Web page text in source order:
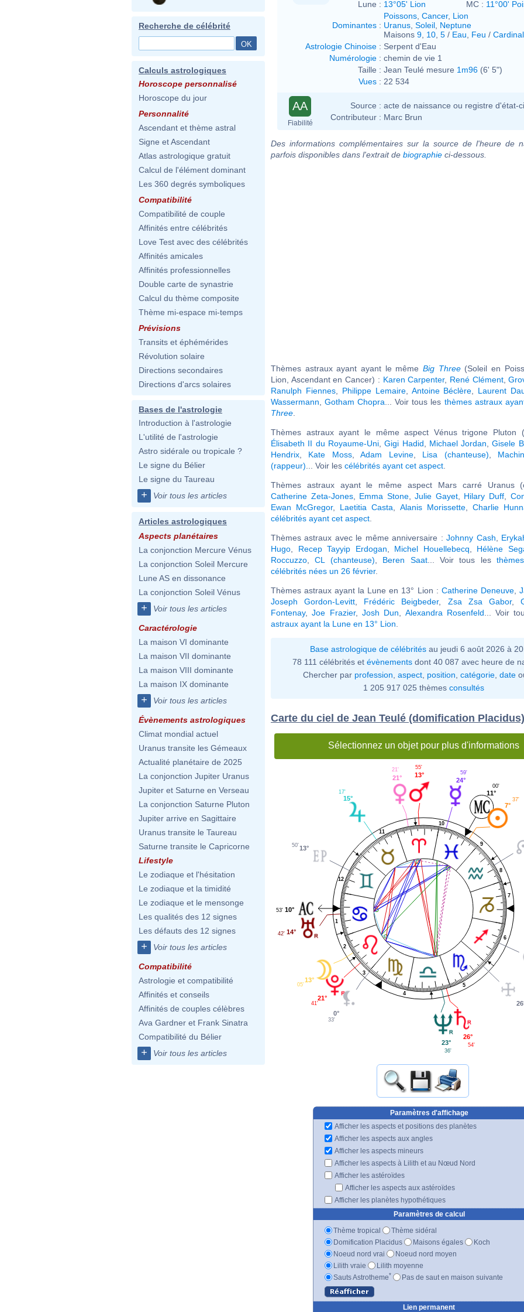
Recherche de célébrité
Calculs astrologiques
Horoscope personnalisé
Horoscope du jour
Personnalité
Ascendant et thème astral
Signe et Ascendant
Atlas astrologique gratuit
Calcul de l'élément dominant
Les 360 degrés symboliques
Compatibilité
Compatibilité de couple
Affinités entre célébrités
Love Test avec des célébrités
Affinités amicales
Affinités professionnelles
Double carte de synastrie
Calcul du thème composite
Thème mi-espace mi-temps
Prévisions
Transits et éphémérides
Révolution solaire
Directions secondaires
Directions d'arcs solaires
Bases de l'astrologie
Introduction à l'astrologie
L'utilité de l'astrologie
Astro sidérale ou tropicale ?
Le signe du Bélier
Le signe du Taureau
+ Voir tous les articles
Articles astrologiques
Aspects planétaires
La conjonction Mercure Vénus
La conjonction Soleil Mercure
Lune AS en dissonance
La conjonction Soleil Vénus
+ Voir tous les articles
Caractérologie
La maison VI dominante
La maison VII dominante
La maison VIII dominante
La maison IX dominante
+ Voir tous les articles
Évènements astrologiques
Climat mondial actuel
Uranus transite les Gémeaux
Actualité planétaire de 2025
La conjonction Jupiter Uranus
Jupiter et Saturne en Verseau
La conjonction Saturne Pluton
Jupiter arrive en Sagittaire
Uranus transite le Taureau
Saturne transite le Capricorne
Lifestyle
Le zodiaque et l'hésitation
Le zodiaque et la timidité
Le zodiaque et le mensonge
Les qualités des 12 signes
Les défauts des 12 signes
+ Voir tous les articles
Compatibilité
Astrologie et compatibilité
Affinités et conseils
Affinités de couples célèbres
Ava Gardner et Frank Sinatra
Compatibilité du Bélier
+ Voir tous les articles
Lune : 13°05' Lion MC : 11°00'
Dominantes :
Poissons Cancer, Lion
Uranus Soleil Neptune
Maisons 9 10 5 / Eau Feu / Cardinal
Astrologie Chinoise : Serpent d'Eau
Numérologie : chemin de vie 1
Taille : Jean Teulé mesure 1m96 (6' 5")
Vues : 22 534
AA
Fiabilité
Source : acte de naissance ou registre d'état-
Contributeur : Marc Brun
Des informations complémentaires sur la source de l'heure de
parfois disponibles dans l'extrait de biographie ci-dessous.
Thèmes astraux ayant ayant le même Big Three(Soleil en
Lion, Ascendant en Cancer) : Karen Carpenter, René Clément,
Ranulph Fiennes, Philippe Lemaire, Antoine Béclère
Laurent
Wassermann ,Gotham Chopra ... Voir tous les thèmes astraux
Three
Thèmes astraux ayant le même aspect Vénus trigone Pluton
Élisabeth II du Royaume-Uni,Gigi Hadid Michael Jordan ,Gisele
Hendrix
Kate Moss,Adam Levine, Lisa (chanteuse)
(rappeur) ... Voir les célébrités ayant cet aspect
Thèmes astraux ayant le même aspect Mars carré Uranus
Catherine Zeta-Jones, Emma Stone,Julie Gayet, Hilary Duff,
Ewan McGregor, Laetitia Casta Alanis Morissette, Charlie
célébrités ayant cet aspect
Thèmes astraux avec le même anniversaire :Johnny Cash
Hugo
Recep Tayyip Erdogan Michel Houellebecq
Hélène
Roccuzzo ,CL (chanteuse) Beren Saat... Voir tous les
célébrités nées un 26 février.
Thèmes astraux ayant la Lune en 13° Lion : Catherine Deneuve,
Joseph Gordon-Levitt
Frédéric Beigbeder, Zsa Zsa Gabor,
Fontenay,Joe Frazier, Josh Dun Alexandra Rosenfeld ... Voir
astraux ayant la Lune en 13° Lion
Base astrologique de célébritésau jeudi 6 août 2026 à
78 111 célébrités et évènements dont 40 087 avec heure de
Chercher par profession aspect position catégorie date
1 205 917 025 thèmes consultés
Carte du ciel de Jean Teulé (domification Placidus)
Sélectionnez un objet pour plus d'informations
1
2
3
4
5
6
7
8
9
10
11
12
7°
37'
11°
00'
24°
59'
13°
55'
21°
21'
15°
17'
13°
50'
10°
53'
14°
42'
13°
05'
21°
41'
0°
33'
23°
36'
26°
54'
Paramètres d'affichage
Afficher les aspects et positions des planètes
Afficher les aspects aux angles
Afficher les aspects mineurs
Afficher les aspects à Lilith et au Nœud Nord
Afficher les astéroïdes
Afficher les aspects aux astéroïdes
Afficher les planètes hypothétiques
Paramètres de calcul
Thème tropical
Thème sidéral
Domification Placidus
Maisons égales
Koch
Noeud nord vrai
Noeud nord moyen
Lilith vraie
Lilith moyenne
Sauts Astrotheme* Pas de saut en maison suivante
Lien permanent